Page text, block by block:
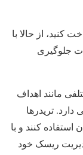
کنید، از حالا با
جلوگیری
مانند اهداف
تریدرها
کنند و با
ریسک خود